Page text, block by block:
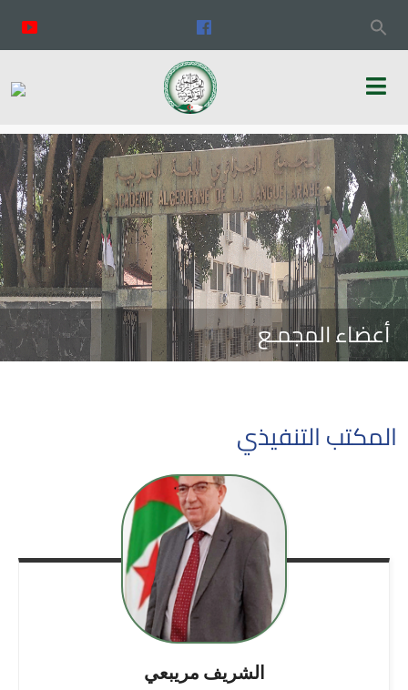
أعضاء المجمـع
المكتب التنفيذي
الشريفمريبعي